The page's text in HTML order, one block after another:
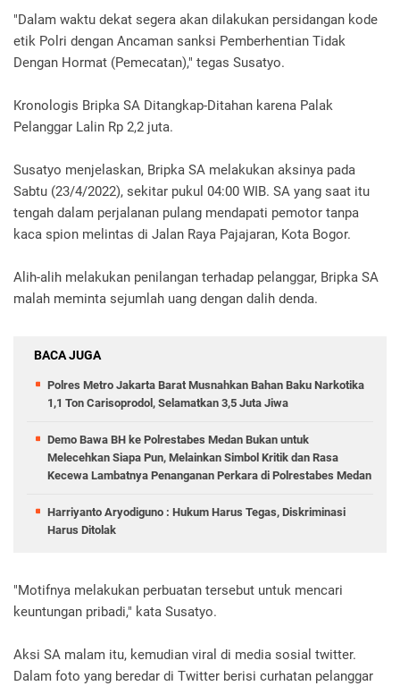
"Dalam waktu dekat segera akan dilakukan persidangan kode
etik Polri dengan Ancaman sanksi Pemberhentian Tidak
Dengan Hormat (Pemecatan)," tegas Susatyo.
Kronologis Bripka SA Ditangkap-Ditahan karena Palak
Pelanggar Lalin Rp 2,2 juta.
Susatyo menjelaskan, Bripka SA melakukan aksinya pada
Sabtu (23/4/2022), sekitar pukul 04:00 WIB. SA yang saat itu
tengah dalam perjalanan pulang mendapati pemotor tanpa
kaca spion melintas di Jalan Raya Pajajaran, Kota Bogor.
Alih-alih melakukan penilangan terhadap pelanggar, Bripka SA
malah meminta sejumlah uang dengan dalih denda.
BACA JUGA
Polres Metro Jakarta Barat Musnahkan Bahan Baku Narkotika
1,1 Ton Carisoprodol, Selamatkan 3,5 Juta Jiwa
Demo Bawa BH ke Polrestabes Medan Bukan untuk
Melecehkan Siapa Pun, Melainkan Simbol Kritik dan Rasa
Kecewa Lambatnya Penanganan Perkara di Polrestabes Medan
Harriyanto Aryodiguno : Hukum Harus Tegas, Diskriminasi
Harus Ditolak
"Motifnya melakukan perbuatan tersebut untuk mencari
keuntungan pribadi," kata Susatyo.
Aksi SA malam itu, kemudian viral di media sosial twitter.
Dalam foto yang beredar di Twitter berisi curhatan pelanggar